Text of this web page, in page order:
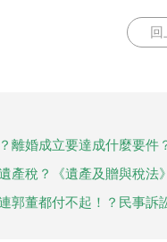
回
離婚成立要達成什麼要件
產稅？《遺產及贈與稅法
郭董都付不起！？民事訴